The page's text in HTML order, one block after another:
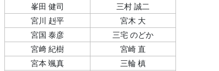
峯田 健司
三村 誠二
宮川 赳平
宮木 大
宮国 泰彦
三宅 のどか
宮﨑 紀樹
宮崎 直
宮本 颯真
三輪 槙